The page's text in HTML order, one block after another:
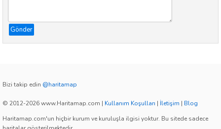
Gönder
Bizi takip edin @haritamap
© 2012-2026 www.Haritamap.com | Kullanım Koşulları | İletişim | Blog
Haritamap.com'un hiçbir kurum ve kuruluşla ilgisi yoktur. Bu sitede sadece